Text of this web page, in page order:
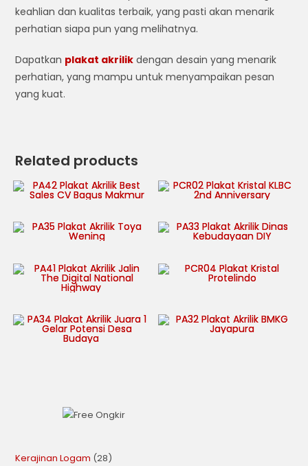
keahlian dan kualitas terbaik, yang pasti akan menarik
perhatian siapa pun yang melihatnya.
Dapatkan plakat akrilik dengan desain yang menarik
perhatian, yang mampu untuk menyampaikan pesan
yang kuat.
Related products
Kerajinan Logam 28